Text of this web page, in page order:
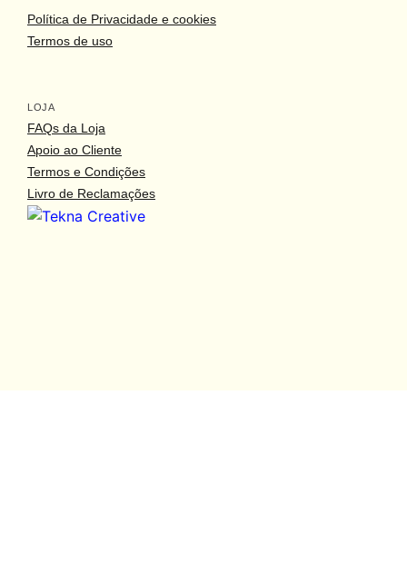
Política de Privacidade e cookies
Termos de uso
LOJA
FAQs da Loja
Apoio ao Cliente
Termos e Condições
Livro de Reclamações